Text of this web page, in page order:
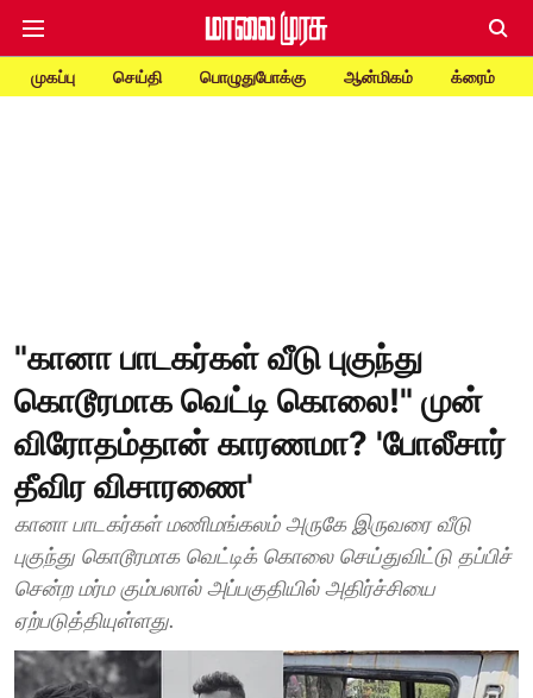
முகப்பு செய்தி பொழுதுபோக்கு ஆன்மிகம் க்ரைம்
"கானா பாடகர்கள் வீடு புகுந்து
கொடூரமாக வெட்டி கொலை!" முன்
விரோதம்தான் காரணமா? 'போலீசார்
தீவிர விசாரணை'
கானா பாடகர்கள் மணிமங்கலம் அருகே இருவரை வீடு
புகுந்து கொடூரமாக வெட்டிக் கொலை செய்துவிட்டு தப்பிச்
சென்ற மர்ம கும்பலால் அப்பகுதியில் அதிர்ச்சியை
ஏற்படுத்தியுள்ளது.